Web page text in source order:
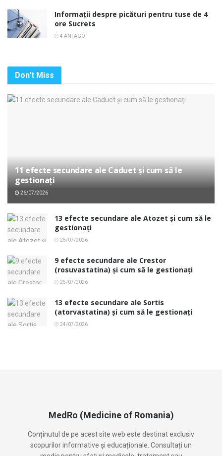
Informații despre picături pentru tuse de 4
ore Sucrets
4 ANI AGO
Don't Miss
11 efecte secundare ale Caduet și cum să le
gestionați
26/07/2026
13 efecte secundare ale Atozet și cum să le
gestionați
25/07/2026
9 efecte secundare ale Crestor
(rosuvastatina) și cum să le gestionați
25/07/2026
13 efecte secundare ale Sortis
(atorvastatina) și cum să le gestionați
24/07/2026
MedRo (Medicine of Romania)
Conținutul de pe acest site web este destinat exclusiv
scopurilor informative și educaționale. Consultați un